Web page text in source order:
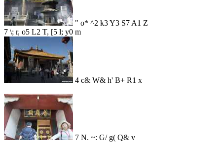
" o* ^2 k3 Y3 S7 A1 Z
7 \; r, o5 L2 T, [5 l; y0 m
4 c& W& h' B+ R1 x
7 N. ~: G/ g( Q& v